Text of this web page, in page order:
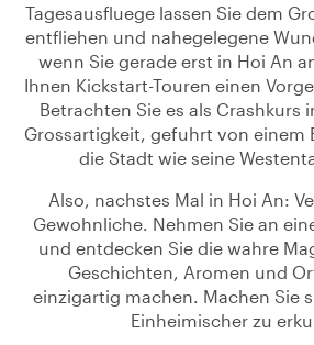
Tagesausfluege lassen Sie dem
entfliehen und nahegelegene
wenn Sie gerade erst in Hoi An
Ihnen Kickstart-Touren einen
Betrachten Sie es als Crashkurs
Grossartigkeit, gefuhrt von einem
die Stadt wie seine
Also, nachstes Mal in Hoi An:
Gewohnliche. Nehmen Sie an
und entdecken Sie die wahre
Geschichten, Aromen und
einzigartig machen. Machen Sie
Einheimischer zu